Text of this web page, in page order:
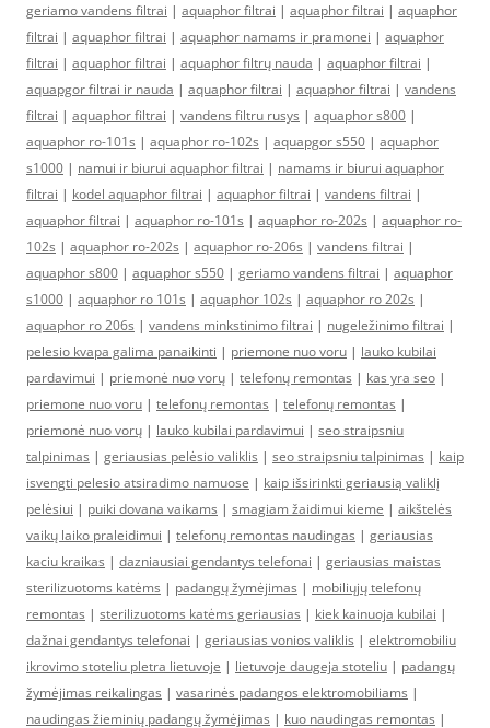
geriamo vandens filtrai | aquaphor filtrai | aquaphor filtrai | aquaphor
filtrai | aquaphor filtrai | aquaphor namams ir pramonei | aquaphor
filtrai | aquaphor filtrai | aquaphor filtrų nauda | aquaphor filtrai |
aquapgor filtrai ir nauda | aquaphor filtrai | aquaphor filtrai | vandens
filtrai | aquaphor filtrai | vandens filtru rusys | aquaphor s800 |
aquaphor ro-101s | aquaphor ro-102s | aquapgor s550 | aquaphor
s1000 | namui ir biurui aquaphor filtrai | namams ir biurui aquaphor
filtrai | kodel aquaphor filtrai | aquaphor filtrai | vandens filtrai |
aquaphor filtrai | aquaphor ro-101s | aquaphor ro-202s | aquaphor ro-
102s | aquaphor ro-202s | aquaphor ro-206s | vandens filtrai |
aquaphor s800 | aquaphor s550 | geriamo vandens filtrai | aquaphor
s1000 | aquaphor ro 101s | aquaphor 102s | aquaphor ro 202s |
aquaphor ro 206s | vandens minkstinimo filtrai | nugeležinimo filtrai |
pelesio kvapa galima panaikinti | priemone nuo voru | lauko kubilai
pardavimui | priemonė nuo vorų | telefonų remontas | kas yra seo |
priemone nuo voru | telefonų remontas | telefonų remontas |
priemonė nuo vorų | lauko kubilai pardavimui | seo straipsniu
talpinimas | geriausias pelėsio valiklis | seo straipsniu talpinimas | kaip
isvengti pelesio atsiradimo namuose | kaip išsirinkti geriausią valiklį
pelėsiui | puiki dovana vaikams | smagiam žaidimui kieme | aikštelės
vaikų laiko praleidimui | telefonų remontas naudingas | geriausias
kaciu kraikas | dazniausiai gendantys telefonai | geriausias maistas
sterilizuotoms katėms | padangų žymėjimas | mobiliųjų telefonų
remontas | sterilizuotoms katėms geriausias | kiek kainuoja kubilai |
dažnai gendantys telefonai | geriausias vonios valiklis | elektromobiliu
ikrovimo stoteliu pletra lietuvoje | lietuvoje daugeja stoteliu | padangų
žymėjimas reikalingas | vasarinės padangos elektromobiliams |
naudingas žieminių padangų žymėjimas | kuo naudingas remontas |